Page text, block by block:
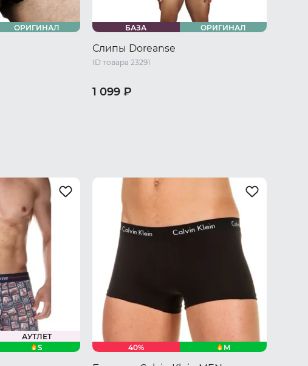
ОРИГИНАЛ БАЗА ОРИГИНАЛ
Слипы Doreanse
ID товара 23291
1 099 ₽
АУТЛЕТ
S 40% M